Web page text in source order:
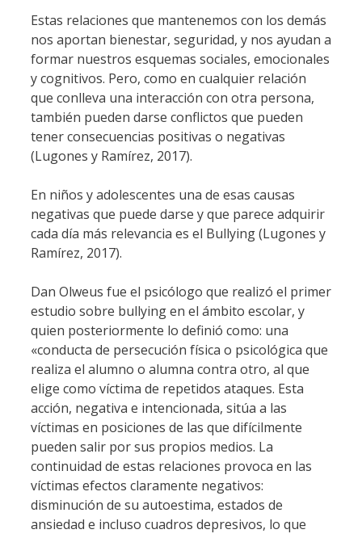
Estas relaciones que mantenemos con los demás
nos aportan bienestar, seguridad, y nos ayudan a
formar nuestros esquemas sociales, emocionales
y cognitivos. Pero, como en cualquier relación
que conlleva una interacción con otra persona,
también pueden darse conflictos que pueden
tener consecuencias positivas o negativas
(Lugones y Ramírez, 2017).
En niños y adolescentes una de esas causas
negativas que puede darse y que parece adquirir
cada día más relevancia es el Bullying (Lugones y
Ramírez, 2017).
Dan Olweus fue el psicólogo que realizó el primer
estudio sobre bullying en el ámbito escolar, y
quien posteriormente lo definió como: una
«conducta de persecución física o psicológica que
realiza el alumno o alumna contra otro, al que
elige como víctima de repetidos ataques. Esta
acción, negativa e intencionada, sitúa a las
víctimas en posiciones de las que difícilmente
pueden salir por sus propios medios. La
continuidad de estas relaciones provoca en las
víctimas efectos claramente negativos:
disminución de su autoestima, estados de
ansiedad e incluso cuadros depresivos, lo que